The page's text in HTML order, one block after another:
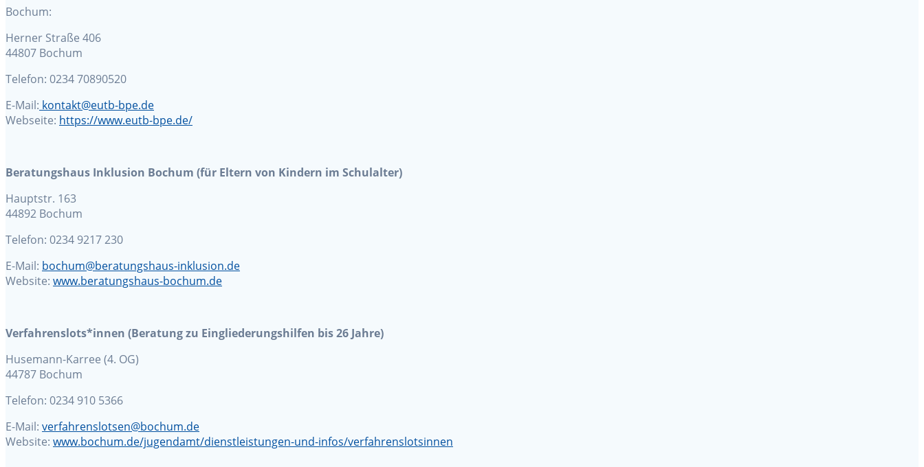
Bochum:
Herner Straße 406
44807 Bochum
Telefon: 0234 70890520
E-Mail: kontakt@eutb-bpe.de
Webseite: https://www.eutb-bpe.de/
Beratungshaus Inklusion Bochum (für Eltern von Kindern im Schulalter)
Hauptstr. 163
44892 Bochum
Telefon: 0234 9217 230
E-Mail: bochum@beratungshaus-inklusion.de
Website: www.beratungshaus-bochum.de
Verfahrenslots*innen (Beratung zu Eingliederungshilfen bis 26 Jahre)
Husemann-Karree (4. OG)
44787 Bochum
Telefon: 0234 910 5366
E-Mail: verfahrenslotsen@bochum.de
Website: www.bochum.de/jugendamt/dienstleistungen-und-infos/verfahrenslotsinnen